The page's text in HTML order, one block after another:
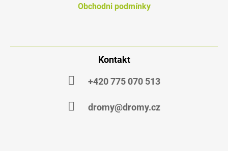
Obchodni podmínky
Kontakt
+420 775 070 513
dromy@dromy.cz